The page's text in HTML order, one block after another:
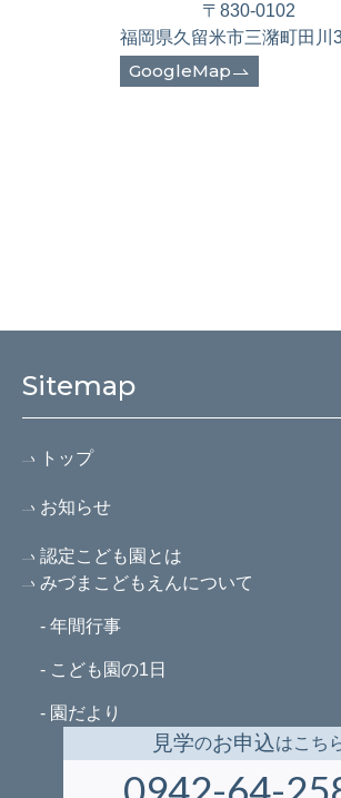
〒830-0102
福岡県久留米市三潴町田川
GoogleMap
Sitemap
トップ
お知らせ
認定こども園とは
みづまこどもえんについて
- 年間行事
- こども園の1日
- 園だより
見学のお申込はこち